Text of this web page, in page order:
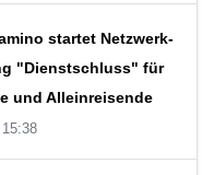
startet Netzwerk-
"Dienstschluss" für
und Alleinreisende